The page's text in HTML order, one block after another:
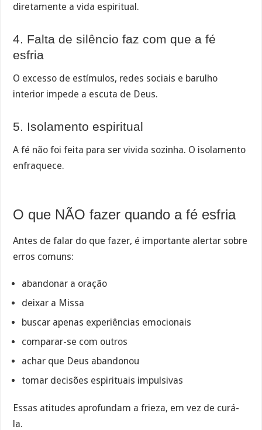
diretamente a vida espiritual.
4. Falta de silêncio faz com que a fé
esfria
O excesso de estímulos, redes sociais e barulho
interior impede a escuta de Deus.
5. Isolamento espiritual
A fé não foi feita para ser vivida sozinha. O isolamento
enfraquece.
O que NÃO fazer quando a fé esfria
Antes de falar do que fazer, é importante alertar sobre
erros comuns:
abandonar a oração
deixar a Missa
buscar apenas experiências emocionais
comparar-se com outros
achar que Deus abandonou
tomar decisões espirituais impulsivas
Essas atitudes aprofundam a frieza, em vez de curá-
la.